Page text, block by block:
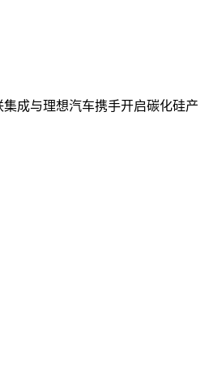
成与理想汽车携手开启碳化硅产